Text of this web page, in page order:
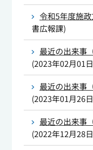
令和5年度施
書広報課)
最近の出来事
(2023年02月01日
最近の出来事
(2023年01月26日
最近の出来事
(2022年12月28日